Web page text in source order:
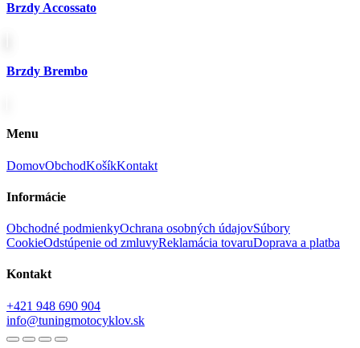
Brzdy Accossato
Brzdy Brembo
Menu
DomovObchodKošíkKontakt
Informácie
Obchodné podmienkyOchrana osobných údajovSúbory
CookieOdstúpenie od zmluvyReklamácia tovaruDoprava a platba
Kontakt
+421 948 690 904
info@tuningmotocyklov.sk